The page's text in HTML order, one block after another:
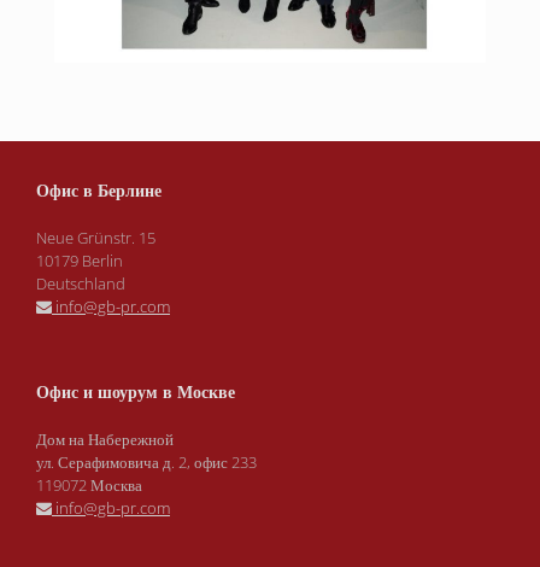
Офис в Берлине
Neue Grünstr. 15
10179 Berlin
Deutschland
info@gb-pr.com
Офис и шоурум в Москве
Дом на Набережной
ул. Серафимовича д. 2, офис 233
119072 Москва
info@gb-pr.com